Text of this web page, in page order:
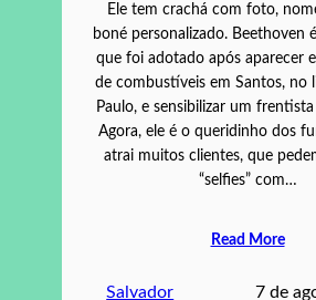
Ele tem crachá com foto,
boné personalizado. Beethoven
que foi adotado após aparecer
de combustíveis em Santos, no
Paulo, e sensibilizar um
Agora, ele é o queridinho dos
atrai muitos clientes, que
“selfies” com…
Read More
Salvador
7 de